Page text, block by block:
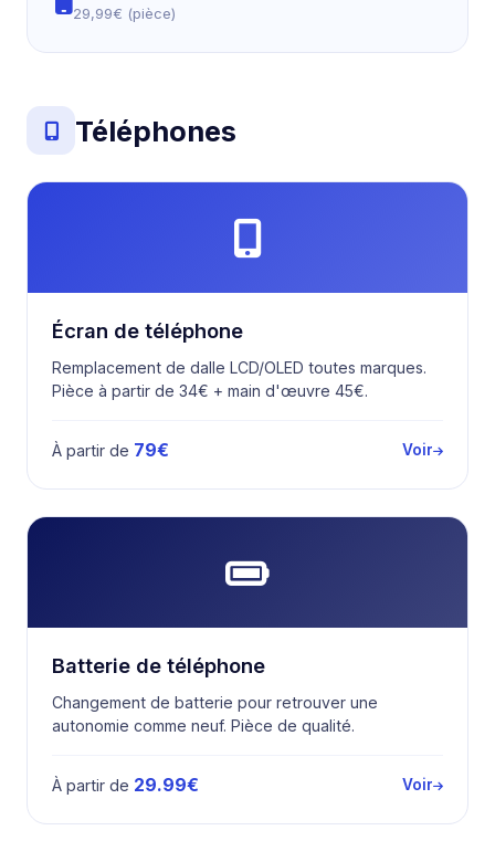
29,99€ (pièce)
Téléphones
Écran de téléphone
Remplacement de dalle LCD/OLED toutes marques.
Pièce à partir de 34€ + main d'œuvre 45€.
À partir de 79€ Voir
Batterie de téléphone
Changement de batterie pour retrouver une
autonomie comme neuf. Pièce de qualité.
À partir de 29.99€ Voir